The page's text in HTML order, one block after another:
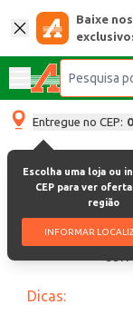
Baixe
Entregue no CEP:
Escolha uma loja ou
CEP para ver
região
INFORMAR
oops,
Dicas: